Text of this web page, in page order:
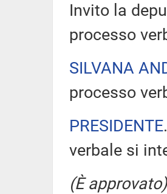
Invito la
processo
SILVANA
processo
PRESIDENTE
verbale si
(È approvato)